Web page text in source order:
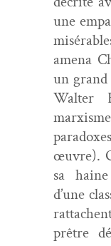
une
ame­na
un
Wal­ter
œuvre).
sa
d’une
prêtre